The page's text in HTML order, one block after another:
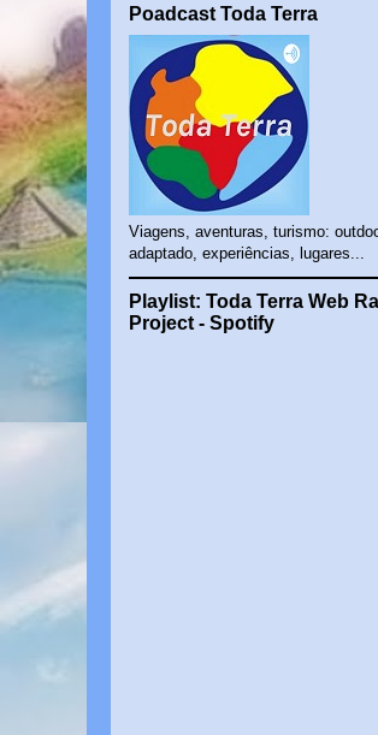
Poadcast Toda Terra
Viagens, aventuras, turismo:
adaptado, experiências, lugares...
Playlist: Toda Terra Web
Project - Spotify